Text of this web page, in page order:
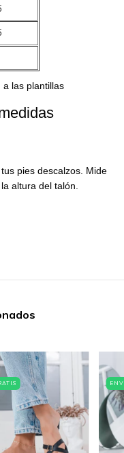
las plantillas
pies descalzos. Mide
altura del talón.